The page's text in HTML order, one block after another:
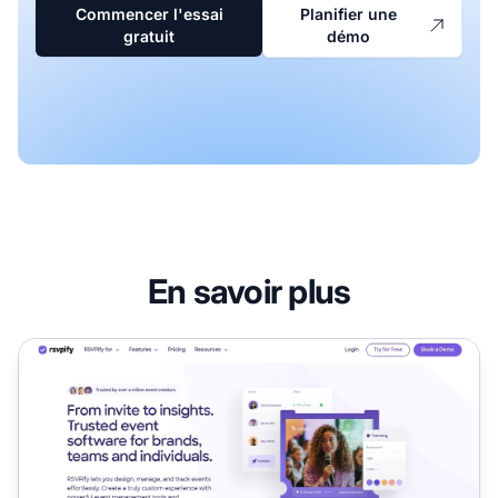
Commencer l'essai
gratuit
Planifier une
démo
En savoir plus
Programme d'affiliation RSVPify